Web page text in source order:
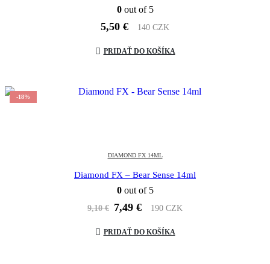
0out of 5
5,50 € 140 CZK
PRIDAŤ DO KOŠÍKA
-18%
DIAMOND FX 14ML
Diamond FX – Bear Sense 14ml
0out of 5
9,10€ Pôvodná
bola:
9,10 €.
7,49€Aktuálna
je:
7,49 €.
190 CZK
PRIDAŤ DO KOŠÍKA